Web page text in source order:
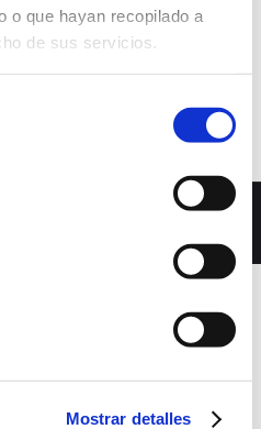
o que hayan recopilado a
de sus servicios.
Mostrar detalles
premium WordPress themes